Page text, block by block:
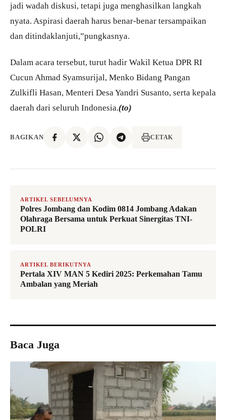
jadi wadah diskusi, tetapi juga menghasilkan langkah
nyata. Aspirasi daerah harus benar-benar tersampaikan
dan ditindaklanjuti,”pungkasnya.
Dalam acara tersebut, turut hadir Wakil Ketua DPR RI
Cucun Ahmad Syamsurijal, Menko Bidang Pangan
Zulkifli Hasan, Menteri Desa Yandri Susanto, serta kepala
daerah dari seluruh Indonesia.(to)
BAGIKAN CETAK
ARTIKEL SEBELUMNYA
Polres Jombang dan Kodim 0814 Jombang Adakan
Olahraga Bersama untuk Perkuat Sinergitas TNI-
POLRI
ARTIKEL BERIKUTNYA
Pertala XIV MAN 5 Kediri 2025: Perkemahan Tamu
Ambalan yang Meriah
Baca Juga